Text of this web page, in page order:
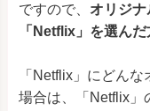
ですので、 オリジ
「Netflix」を選ん
「Netflix」にどん
場合は、「 Netflix 」